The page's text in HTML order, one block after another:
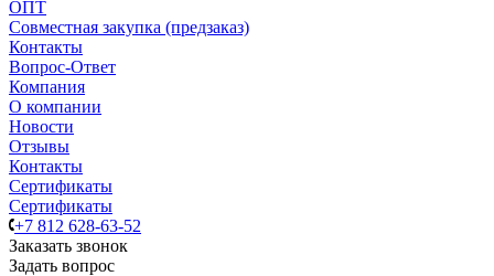
ОПТ
Совместная закупка (предзаказ)
Контакты
Вопрос-Ответ
Компания
О компании
Новости
Отзывы
Контакты
Сертификаты
Сертификаты
+7 812 628-63-52
Заказать звонок
Задать вопрос